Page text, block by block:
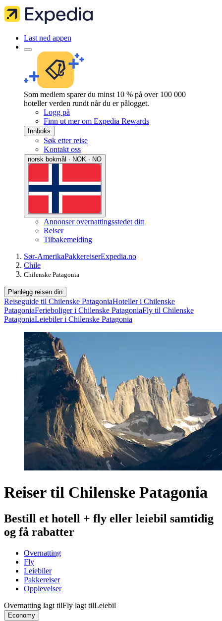
Last ned appen
Som medlem sparer du minst 10 % på over 100 000
hoteller verden rundt når du er pålogget.
Logg på
Finn ut mer om Expedia Rewards
Innboks
Søk etter reise
Kontakt oss
norsk bokmål · NOK · NO
Annonser overnattingsstedet ditt
Reiser
Tilbakemelding
Sør-AmerikaPakkereiserExpedia.no
Chile
Chilenske Patagonia
Planlegg reisen din
Reiseguide til Chilenske PatagoniaHoteller i Chilenske
PatagoniaFerieboliger i Chilenske PatagoniaFly til Chilenske
PatagoniaLeiebiler i Chilenske Patagonia
Reiser til Chilenske Patagonia
Bestill et hotell + fly eller leiebil samtidig
og få rabatter
Overnatting
Fly
Leiebiler
Pakkereiser
Opplevelser
Overnatting lagt tilFly lagt tilLeiebil
Economy